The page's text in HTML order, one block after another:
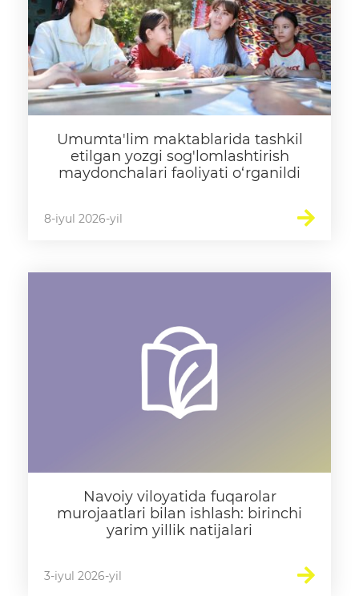
Umumta'lim maktablarida tashkil
etilgan yozgi sog'lomlashtirish
maydonchalari faoliyati o‘rganildi
8-iyul 2026-yil
Navoiy viloyatida fuqarolar
murojaatlari bilan ishlash: birinchi
yarim yillik natijalari
3-iyul 2026-yil